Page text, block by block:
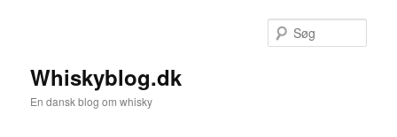
Whiskyblog.dk
En dansk blog om whisky